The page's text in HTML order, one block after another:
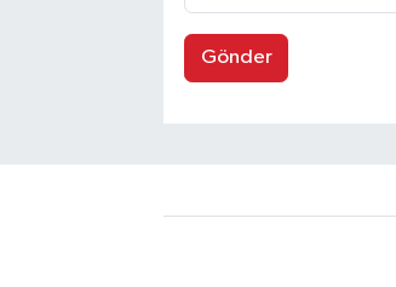
Gönder